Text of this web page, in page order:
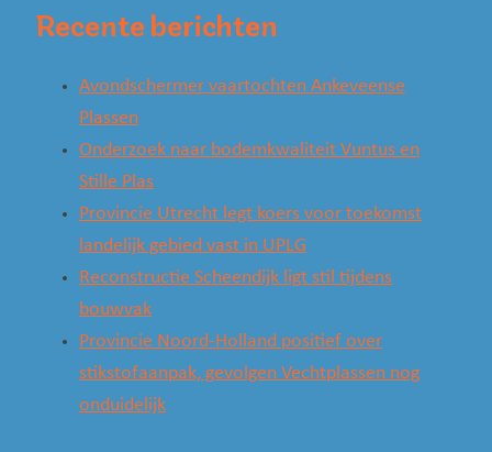
Recente berichten
Avondschermer vaartochten Ankeveense
Plassen
Onderzoek naar bodemkwaliteit Vuntus en
Stille Plas
Provincie Utrecht legt koers voor toekomst
landelijk gebied vast in UPLG
Reconstructie Scheendijk ligt stil tijdens
bouwvak
Provincie Noord-Holland positief over
stikstofaanpak, gevolgen Vechtplassen nog
onduidelijk